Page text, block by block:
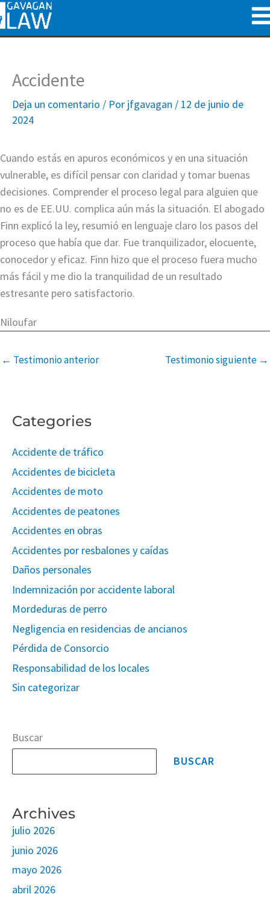
al
contenido
Accidente
Deja un comentario / Por jfgavagan / 12 de junio de
2024
Cuando estás en apuros económicos y en una situación
vulnerable, es difícil pensar con claridad y tomar buenas
decisiones. Comprender el proceso legal para alguien que
no es de EE.UU. complica aún más la situación. El abogado
Finn explicó la ley, resumió en lenguaje claro los pasos del
proceso que había que dar. Fue tranquilizador, elocuente,
conocedor y eficaz. Finn hizo que el proceso fuera mucho
más fácil y me dio la tranquilidad de un resultado
estresante pero satisfactorio.
Niloufar
← Testimonio anterior Testimonio siguiente →
Categories
Accidente de tráfico
Accidentes de bicicleta
Accidentes de moto
Accidentes de peatones
Accidentes en obras
Accidentes por resbalones y caídas
Daños personales
Indemnización por accidente laboral
Mordeduras de perro
Negligencia en residencias de ancianos
Pérdida de Consorcio
Responsabilidad de los locales
Sin categorizar
Buscar
BUSCAR
Archives
julio 2026
junio 2026
mayo 2026
abril 2026